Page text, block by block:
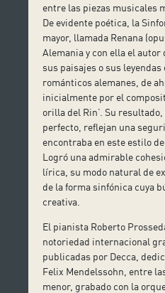
entre las piezas musicales
De evidente poética, la
mayor, llamada Renana
Alemania y con ella el
sus paisajes o sus leyendas
románticos alemanes, de
inicialmente por el
orilla del Rin’. Su
perfecto, reflejan una
encontraba en este estilo
Logró una admirable
lírica, su modo natural de
de la forma sinfónica cuya
creativa.
El pianista Roberto
notoriedad internacional
publicadas por Decca,
Felix Mendelssohn, entre
menor, grabado con la